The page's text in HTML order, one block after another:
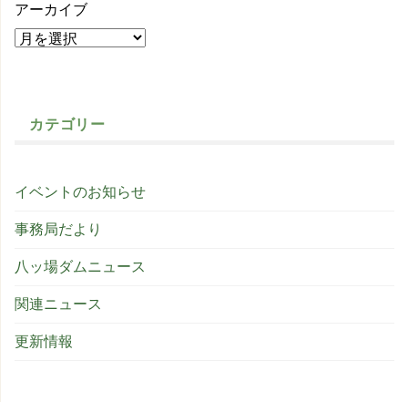
アーカイブ
カテゴリー
イベントのお知らせ
事務局だより
八ッ場ダムニュース
関連ニュース
更新情報